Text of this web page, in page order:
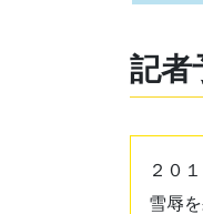
記者
２０
雪辱